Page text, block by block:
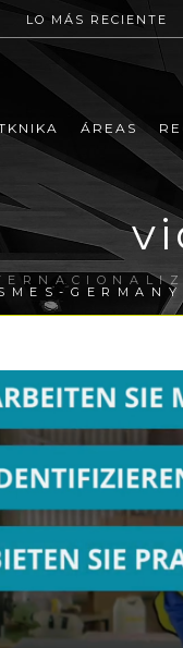
LO MÁS RECIENTE
ÁREAS